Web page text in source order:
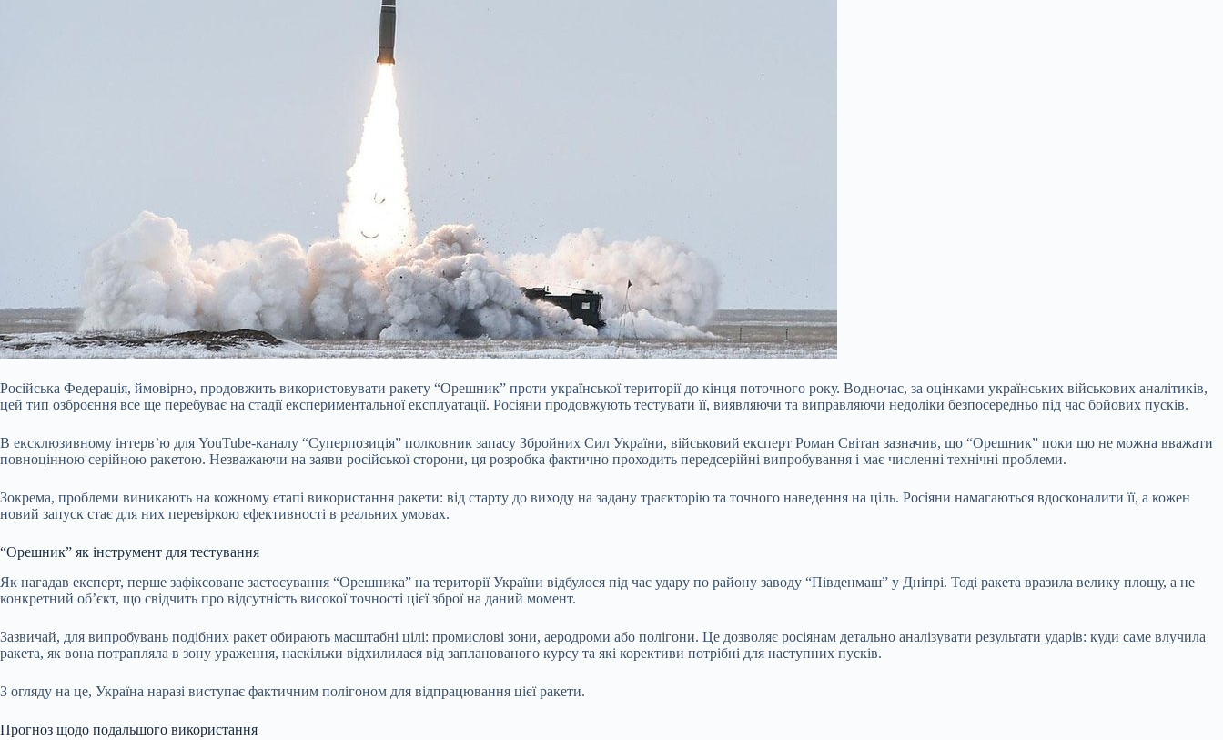
Російська Федерація, ймовірно, продовжить використовувати ракету “Орешник” проти української території до кінця поточного року. Водночас, за оцінками українських військових аналітиків,
цей тип озброєння все ще перебуває на стадії експериментальної експлуатації. Росіяни продовжують тестувати її, виявляючи та виправляючи недоліки безпосередньо під час бойових пусків.
В ексклюзивному інтерв’ю для YouTube-каналу “Суперпозиція” полковник запасу Збройних Сил України, військовий експерт Роман Світан зазначив, що “Орешник” поки що не можна вважати
повноцінною серійною ракетою. Незважаючи на заяви російської сторони, ця розробка фактично проходить передсерійні випробування і має численні технічні проблеми.
Зокрема, проблеми виникають на кожному етапі використання ракети: від старту до виходу на задану траєкторію та точного наведення на ціль. Росіяни намагаються вдосконалити її, а кожен
новий запуск стає для них перевіркою ефективності в реальних умовах.
“Орешник” як інструмент для тестування
Як нагадав експерт, перше зафіксоване застосування “Орешника” на території України відбулося під час удару по району заводу “Південмаш” у Дніпрі. Тоді ракета вразила велику площу, а не
конкретний об’єкт, що свідчить про відсутність високої точності цієї зброї на даний момент.
Зазвичай, для випробувань подібних ракет обирають масштабні цілі: промислові зони, аеродроми або полігони. Це дозволяє росіянам детально аналізувати результати ударів: куди саме влучила
ракета, як вона потрапляла в зону ураження, наскільки відхилилася від запланованого курсу та які корективи потрібні для наступних пусків.
З огляду на це, Україна наразі виступає фактичним полігоном для відпрацювання цієї ракети.
Прогноз щодо подальшого використання